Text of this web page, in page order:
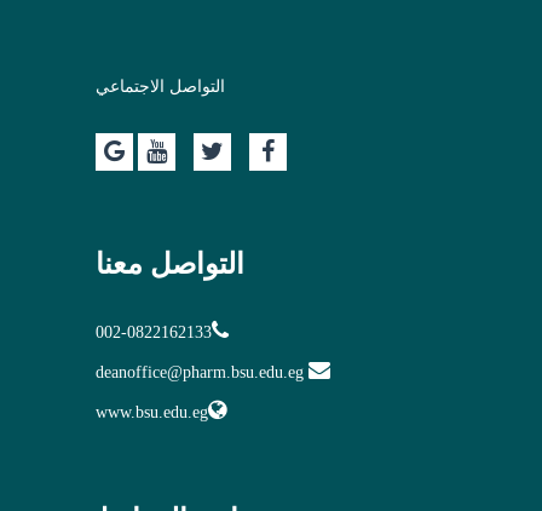
التواصل الاجتماعي
التواصل معنا
002-0822162133
www.bsu.edu.eg